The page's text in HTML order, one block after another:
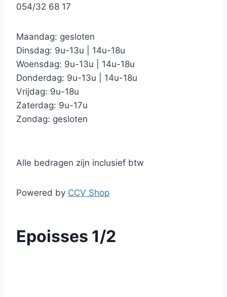
054/32 68 17
Maandag: gesloten
Dinsdag: 9u-13u | 14u-18u
Woensdag: 9u-13u | 14u-18u
Donderdag: 9u-13u | 14u-18u
Vrijdag: 9u-18u
Zaterdag: 9u-17u
Zondag: gesloten
Alle bedragen zijn inclusief btw
Powered by CCV Shop
Epoisses 1/2